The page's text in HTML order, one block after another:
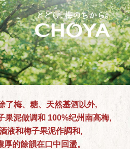
了梅、糖、天然基酒以外,
果泥做调和 100%纪州南高梅,
液和梅子果泥作調和,
的餘韻在口中回盪。